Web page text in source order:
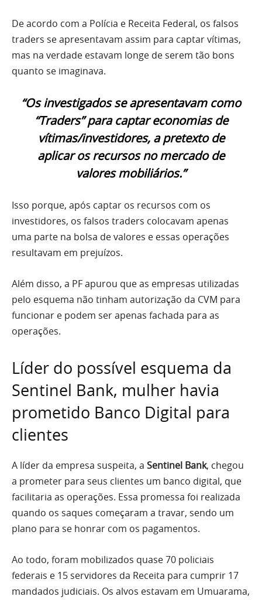
De acordo com a Polícia e Receita Federal, os falsos
traders se apresentavam assim para captar vítimas,
mas na verdade estavam longe de serem tão bons
quanto se imaginava.
“Os investigados se apresentavam como
“Traders” para captar economias de
vítimas/investidores, a pretexto de
aplicar os recursos no mercado de
valores mobiliários.”
Isso porque, após captar os recursos com os
investidores, os falsos traders colocavam apenas
uma parte na bolsa de valores e essas operações
resultavam em prejuízos.
Além disso, a PF apurou que as empresas utilizadas
pelo esquema não tinham autorização da CVM para
funcionar e podem ser apenas fachada para as
operações.
Líder do possível esquema da
Sentinel Bank, mulher havia
prometido Banco Digital para
clientes
A líder da empresa suspeita, a Sentinel Bank, chegou
a prometer para seus clientes um banco digital, que
facilitaria as operações. Essa promessa foi realizada
quando os saques começaram a travar, sendo um
plano para se honrar com os pagamentos.
Ao todo, foram mobilizados quase 70 policiais
federais e 15 servidores da Receita para cumprir 17
mandados judiciais. Os alvos estavam em Umuarama,